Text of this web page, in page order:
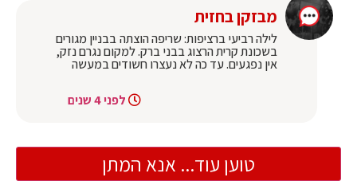
מבזקן בחזית
לילה רביעי ברציפות: שריפה הוצתה בבניין מגורים
בשכונת קרית הרצוג בבני ברק. למקום נגרם נזק,
אין נפגעים. עד כה לא נעצרו חשודים במעשה
לפני 4 שנים
טוען עוד... אנא המתן